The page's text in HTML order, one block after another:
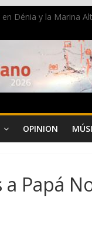
Dénia y la Marina
nacionales e
dan inicio a las fiestas
sin alcohol
OPINION
Papá